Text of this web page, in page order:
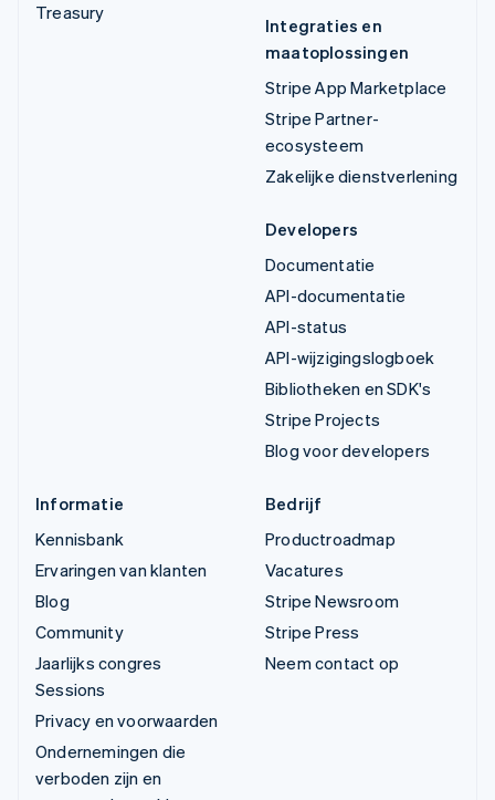
Treasury
Integraties en
maatoplossingen
Stripe App Marketplace
Stripe Partner-
ecosysteem
Zakelijke dienstverlening
Developers
Documentatie
API-documentatie
API-status
API-wijzigingslogboek
Bibliotheken en SDK's
Stripe Projects
Blog voor developers
Informatie
Kennisbank
Ervaringen van klanten
Blog
Community
Jaarlijks congres
Sessions
Privacy en voorwaarden
Ondernemingen die
verboden zijn en
Bedrijf
Productroadmap
Vacatures
Stripe Newsroom
Stripe Press
Neem contact op